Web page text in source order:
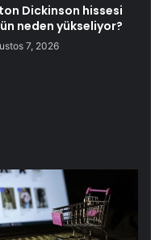
Dickinson hissesi
neden yükseliyor?
7, 2026